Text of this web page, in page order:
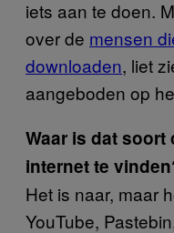
iets aan te doen.
over de mensen
downloaden, liet
aangeboden op
Waar is dat
internet te
Het is naar, maar
YouTube,